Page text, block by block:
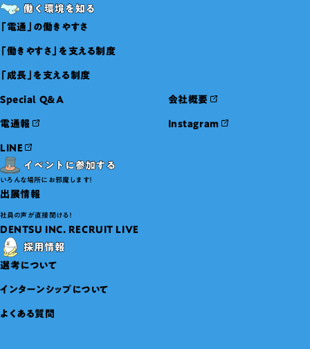
「電通」の働きやすさ
「働きやすさ」を支える制度
「成長」を支える制度
Special Q&A 会社概要
電通報 Instagram
LINE
いろんな場所にお邪魔します！
出展情報
社員の声が直接聞ける！
DENTSU INC. RECRUIT LIVE
選考について
インターンシップについて
よくある質問